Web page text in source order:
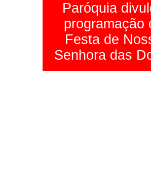
Paróquia
programação
Festa de
Senhora das